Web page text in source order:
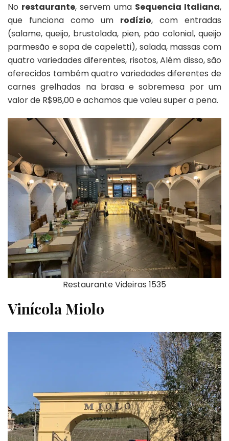
No restaurante, servem uma Sequencia Italiana,
que funciona como um rodízio, com entradas
(salame, queijo, brustolada, pien, pão colonial, queijo
parmesão e sopa de capeletti), salada, massas com
quatro variedades diferentes, risotos, Além disso, são
oferecidos também quatro variedades diferentes de
carnes grelhadas na brasa e sobremesa por um
valor de R$98,00 e achamos que valeu super a pena.
Restaurante Videiras 1535
Vinícola Miolo